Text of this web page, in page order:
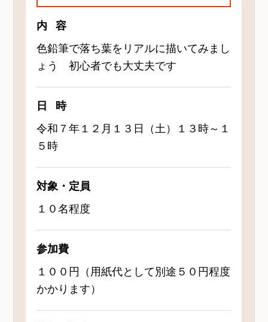
内容
色鉛筆で落ち葉をリアルに描いてみまし
ょう 初心者でも大丈夫です
日時
令和７年１２月１３日（土）１３時～１
５時
対象・定員
１０名程度
参加費
１００円（用紙代として別途５０円程度
かかります）